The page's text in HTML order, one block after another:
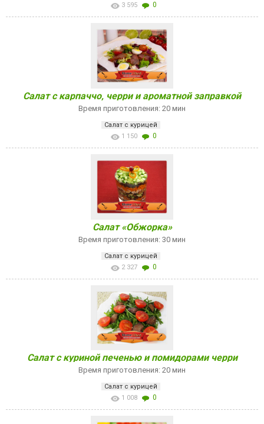
3 595
0
Салат с карпаччо, черри и ароматной заправкой
Время приготовления: 20 мин
Салат с курицей
1 150
0
Салат «Обжорка»
Время приготовления: 30 мин
Салат с курицей
2 327
0
Салат с куриной печенью и помидорами черри
Время приготовления: 20 мин
Салат с курицей
1 008
0